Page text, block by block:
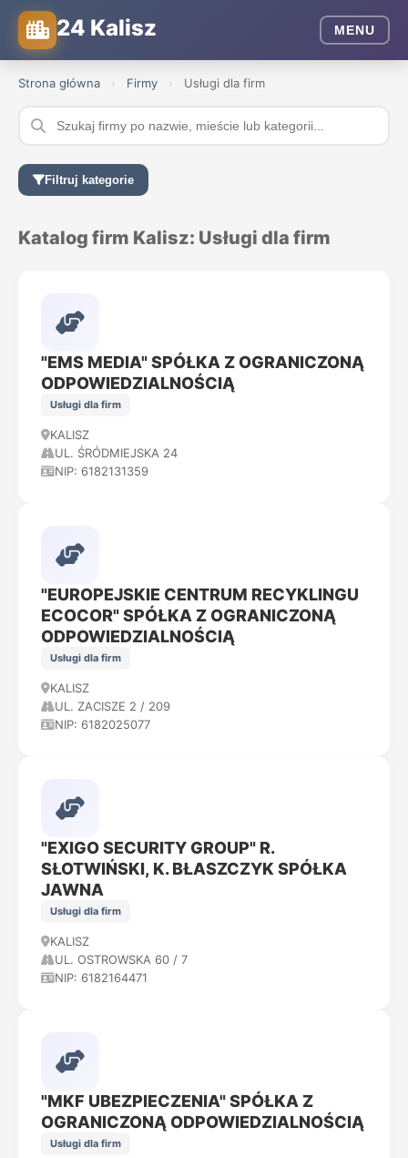
24 Kalisz MENU
Strona główna › Firmy › Usługi dla firm
Filtruj kategorie
Katalog firm Kalisz: Usługi dla firm
"EMS MEDIA" SPÓŁKA Z OGRANICZONĄ
ODPOWIEDZIALNOŚCIĄ
Usługi dla firm
KALISZ
UL. ŚRÓDMIEJSKA 24
NIP: 6182131359
"EUROPEJSKIE CENTRUM RECYKLINGU
ECOCOR" SPÓŁKA Z OGRANICZONĄ
ODPOWIEDZIALNOŚCIĄ
Usługi dla firm
KALISZ
UL. ZACISZE 2 / 209
NIP: 6182025077
"EXIGO SECURITY GROUP" R.
SŁOTWIŃSKI, K. BŁASZCZYK SPÓŁKA
JAWNA
Usługi dla firm
KALISZ
UL. OSTROWSKA 60 / 7
NIP: 6182164471
"MKF UBEZPIECZENIA" SPÓŁKA Z
OGRANICZONĄ ODPOWIEDZIALNOŚCIĄ
Usługi dla firm